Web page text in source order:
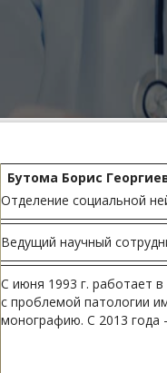
Бутома Борис
Отделение социальной
Ведущий научный
С июня 1993 г. работает
с проблемой патологии
монографию. С 2013 года